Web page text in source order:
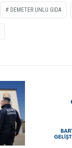
DEMETER UNLU GIDA